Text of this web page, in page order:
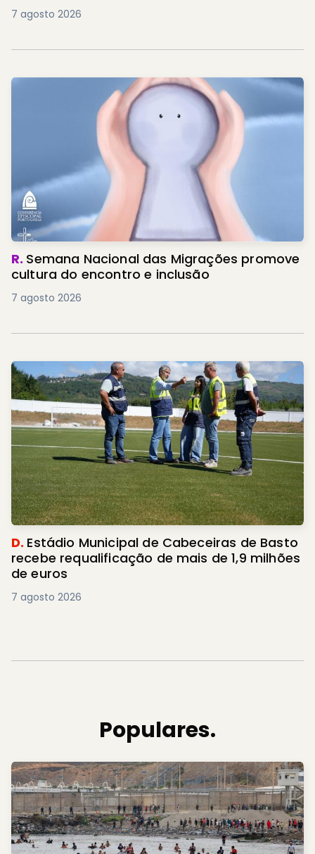
7 agosto 2026
R. Semana Nacional das Migrações promove
cultura do encontro e inclusão
7 agosto 2026
D. Estádio Municipal de Cabeceiras de Basto
recebe requalificação de mais de 1,9 milhões
de euros
7 agosto 2026
Populares.